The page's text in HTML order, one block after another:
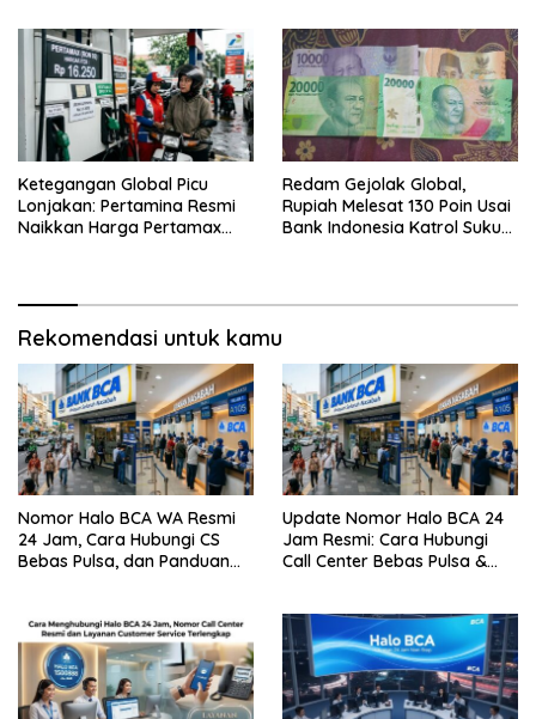
Ketegangan Global Picu
Lonjakan: Pertamina Resmi
Naikkan Harga Pertamax
Redam Gejolak Global,
Rupiah Melesat 130 Poin Usai
Bank Indonesia Katrol Suku
Rekomendasi untuk kamu
Nomor Halo BCA WA Resmi
24 Jam, Cara Hubungi CS
Bebas Pulsa, dan Panduan
Update Nomor Halo BCA 24
Jam Resmi: Cara Hubungi
Call Center Bebas Pulsa &